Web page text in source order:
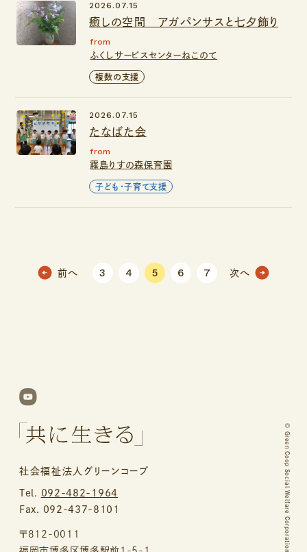
癒しの空間 アガパンサスと七夕飾り
2026.07.15
from
ふくしサービスセンターねこのて
複数の支援
たなばた会
2026.07.15
from
霧島りすの森保育園
子ども・子育て支援
前へ 3 4 5 6 7 次へ
社会福祉法人グリーンコープ
Tel. 092-482-1964
Fax. 092-437-8101
〒812-0011
©
Green Coop Social Welfare Corporation.